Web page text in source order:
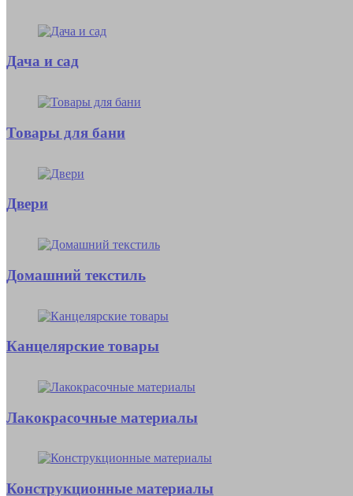
Дача и сад
Товары для бани
Двери
Домашний текстиль
Канцелярские товары
Лакокрасочные материалы
Конструкционные материалы